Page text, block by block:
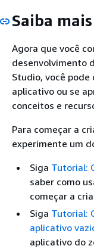
Saiba mais
Agora que você
desenvolvimento
Studio, você pode
aplicativo ou se
conceitos e
Para começar a
experimente um
Siga Tutorial:
saber como
começar a
Siga Tutorial:
aplicativo
aplicativo do